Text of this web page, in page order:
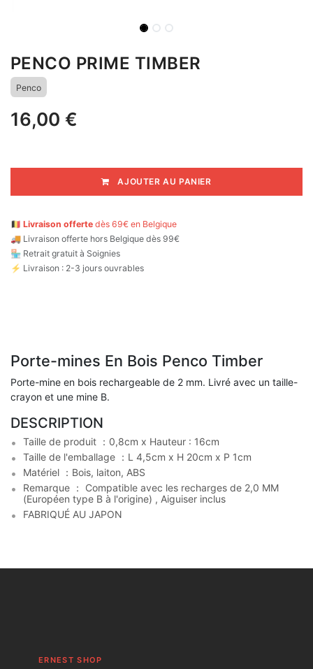
PENCO PRIME TIMBER
Penco
16,00 €
AJOUTER AU PANIER
🇧🇪 Livraison offerte dès 69€ en Belgique
🚚 Livraison offerte hors Belgique dès 99€
🏪 Retrait gratuit à Soignies
⚡ Livraison : 2-3 jours ouvrables
Porte-mines En Bois Penco Timber
Porte-mine en bois rechargeable de 2 mm. Livré avec un taille-
crayon et une mine B.
DESCRIPTION
Taille de produit ：0,8cm x Hauteur : 16cm
Taille de l'emballage ：L 4,5cm x H 20cm x P 1cm
Matériel ：Bois, laiton, ABS
Remarque ： Compatible avec les recharges de 2,0 MM
(Européen type B à l'origine) , Aiguiser inclus
FABRIQUÉ AU JAPON
ERNEST SHOP